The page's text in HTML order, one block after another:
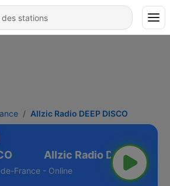
Allzic Radio DEEP DISCO
France - Online